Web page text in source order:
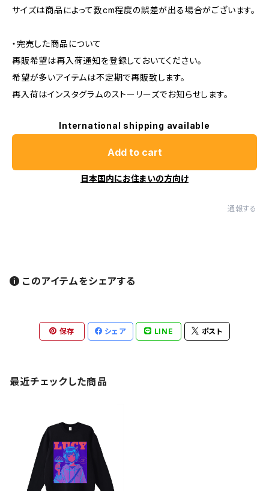
サイズは商品によって数cm程度の誤差が出る場合がございます。
・完売した商品について
再販希望は再入荷通知を登録しておいてください。
希望が多いアイテムは不定期で再販致します。
再入荷はインスタグラムのストーリーズでお知らせします。
International shipping available
Add to cart
日本国内にお住まいの方向け
通報する
このアイテムをシェアする
保存 シェア LINE ポスト
最近チェックした商品